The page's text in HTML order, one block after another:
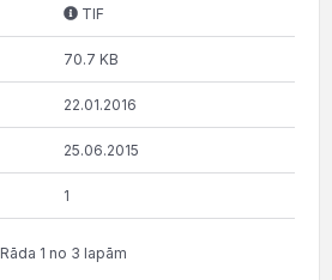
TIF
70.7 KB
22.01.2016
25.06.2015
1
Rāda 1 no 3 lapām